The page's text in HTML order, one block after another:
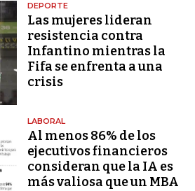
DEPORTE
Las mujeres lideran
resistencia contra
Infantino mientras la
Fifa se enfrenta a una
crisis
LABORAL
Al menos 86% de los
ejecutivos financieros
consideran que la IA es
más valiosa que un MBA